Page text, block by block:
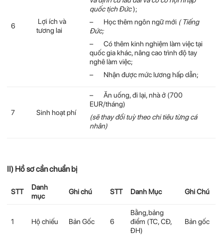
6
Lợi ích và
tương lai
quốc tịch Đức);
– Học thêm ngôn ngữ mới ( Tiếng
Đức;
– Có thêm kinh nghiệm làm việc tại
quốc gia khác, nâng cao trình độ tay
nghê làm việc;
– Nhận được mức lương hấp dẫn;
7 Sinh hoạt phí
– Ăn uống, đi lại, nhà ở (700
EUR/tháng)
(sẽ thay đổi tuỳ theo chi tiêu từng cá
nhân)
II) Hồ sơ cần chuẩn bị
STT
Danh
mục
Ghi chú STT Danh Mục Ghi Chú
1 Hộ chiếu Bản Gốc 6
Bằng,bảng
điểm (TC, CĐ,
ĐH)
Bản gốc